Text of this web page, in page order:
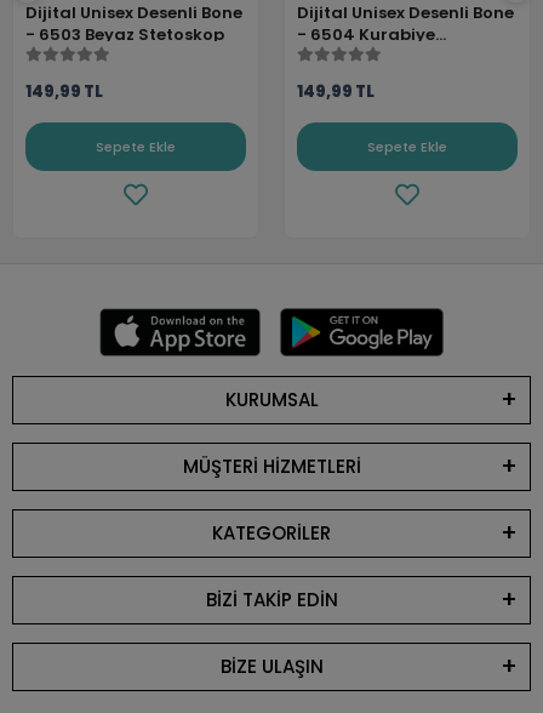
Dijital Unisex Desenli Bone
- 6503 Beyaz Stetoskop
149,99 TL
Sepete Ekle
Dijital Unisex Desenli Bone
- 6504 Kurabiye
Canavarı
149,99 TL
Sepete Ekle
KURUMSAL
MÜŞTERİ HİZMETLERİ
KATEGORİLER
BİZİ TAKİP EDİN
BİZE ULAŞIN